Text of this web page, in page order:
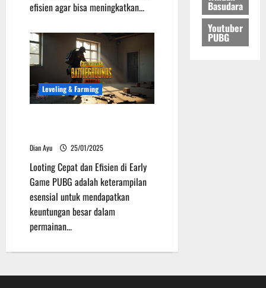
efisien agar bisa meningkatkan...
Leveling & Farming
Dian Ayu 25/01/2025
Looting Cepat dan Efisien di Early
Game PUBG adalah keterampilan
esensial untuk mendapatkan
keuntungan besar dalam
permainan...
Basudara
Youtuber
PUBG